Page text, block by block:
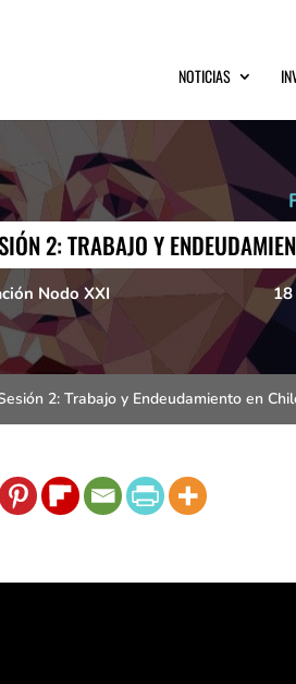
NOTICIAS
2: TRABAJO Y
Nodo XXI
2: Trabajo y Endeudamiento en